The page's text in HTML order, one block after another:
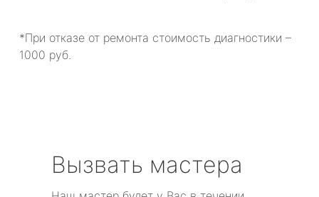
*При отказе от ремонта стоимость диагностики –
1000 руб.
Вызвать мастера